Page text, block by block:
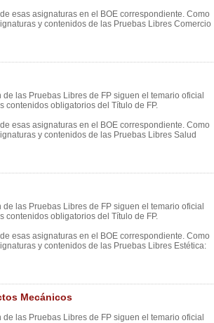
esas asignaturas en el BOE correspondiente. Como
y contenidos de las Pruebas Libres Comercio
las Pruebas Libres de FP siguen el temario oficial
obligatorios del Título de FP.
esas asignaturas en el BOE correspondiente. Como
y contenidos de las Pruebas Libres Salud
las Pruebas Libres de FP siguen el temario oficial
obligatorios del Título de FP.
esas asignaturas en el BOE correspondiente. Como
y contenidos de las Pruebas Libres Estética:
Mecánicos
las Pruebas Libres de FP siguen el temario oficial